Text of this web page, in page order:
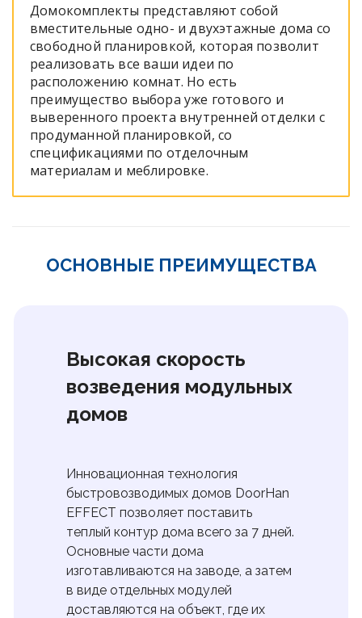
Домокомплекты представляют собой
вместительные одно- и двухэтажные дома со
свободной планировкой, которая позволит
реализовать все ваши идеи по
расположению комнат. Но есть
преимущество выбора уже готового и
выверенного проекта внутренней отделки с
продуманной планировкой, со
спецификациями по отделочным
материалам и меблировке.
ОСНОВНЫЕ ПРЕИМУЩЕСТВА
Высокая скорость
возведения модульных
домов
Инновационная технология
быстровозводимых домов DoorHan
EFFECT позволяет поставить
теплый контур дома всего за 7 дней.
Основные части дома
изготавливаются на заводе, а затем
в виде отдельных модулей
доставляются на объект, где их